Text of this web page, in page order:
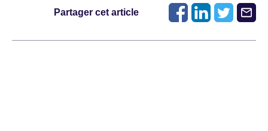
Partager cet article